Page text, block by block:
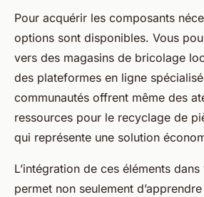
Pour acquérir les composants
options sont disponibles. Vous
vers des magasins de bricolage
des plateformes en ligne
communautés offrent même des
ressources pour le recyclage de
qui représente une solution
L’intégration de ces éléments
permet non seulement